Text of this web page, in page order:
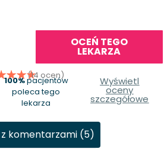
OCEŃ TEGO
LEKARZA
(14 ocen)
100%pacjentów
poleca tego
lekarza
Wyświetl
oceny
szczegółowe
komentarzami (5)